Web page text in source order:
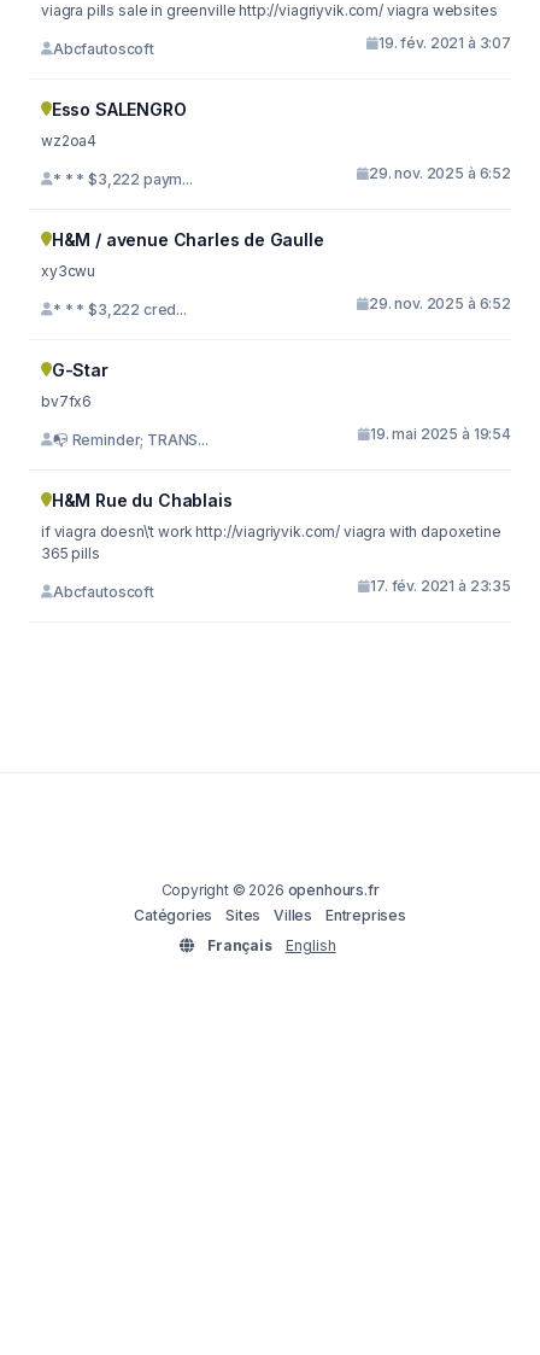
viagra pills sale in greenville http://viagriyvik.com/ viagra websites
Abcfautoscoft 19. fév. 2021 à 3:07
Esso SALENGRO
wz2oa4
* * * $3,222 paym... 29. nov. 2025 à 6:52
H&M / avenue Charles de Gaulle
xy3cwu
* * * $3,222 cred... 29. nov. 2025 à 6:52
G-Star
bv7fx6
📭 Reminder; TRANS... 19. mai 2025 à 19:54
H&M Rue du Chablais
if viagra doesn\'t work http://viagriyvik.com/ viagra with dapoxetine
365 pills
Abcfautoscoft 17. fév. 2021 à 23:35
Copyright © 2026 openhours.fr
Catégories
Sites Villes
Entreprises
Français
English